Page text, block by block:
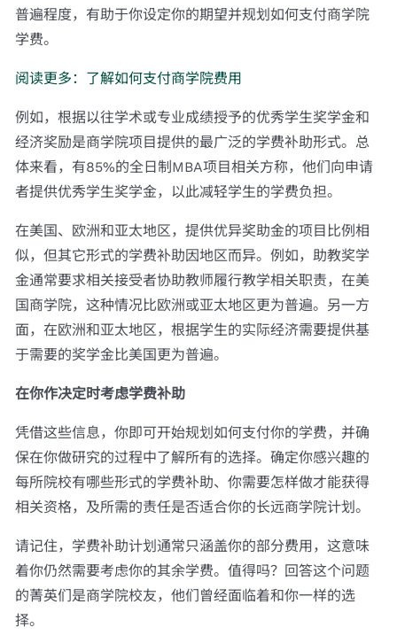
普遍程度，有助于你设定你的期望并规划如何支付商学院
学费。
阅读更多：了解如何支付商学院费用
例如，根据以往学术或专业成绩授予的优秀学生奖学金和
经济奖励是商学院项目提供的最广泛的学费补助形式。总
体来看，有85%的全日制MBA项目相关方称，他们向申请
者提供优秀学生奖学金，以此减轻学生的学费负担。
在美国、欧洲和亚太地区，提供优异奖助金的项目比例相
似，但其它形式的学费补助因地区而异。例如，助教奖学
金通常要求相关接受者协助教师履行教学相关职责，在美
国商学院，这种情况比欧洲或亚太地区更为普遍。另一方
面，在欧洲和亚太地区，根据学生的实际经济需要提供基
于需要的奖学金比美国更为普遍。
在你作决定时考虑学费补助
凭借这些信息，你即可开始规划如何支付你的学费，并确
保在你做研究的过程中了解所有的选择。确定你感兴趣的
每所院校有哪些形式的学费补助、你需要怎样做才能获得
相关资格，及所需的责任是否适合你的长远商学院计划。
请记住，学费补助计划通常只涵盖你的部分费用，这意味
着你仍然需要考虑你的其余学费。值得吗？回答这个问题
的菁英们是商学院校友，他们曾经面临着和你一样的选
择。